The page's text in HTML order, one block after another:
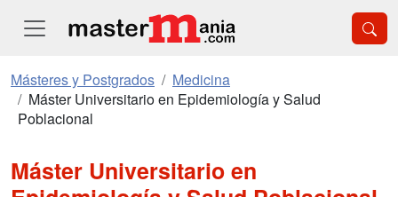
Másteres y Postgrados
Medicina
Máster Universitario en Epidemiología y Salud
Poblacional
Máster Universitario en